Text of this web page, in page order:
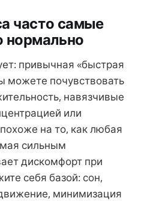
часто самые
привычная «быстрая
можете почувствовать
навязчивые
или
на то, как любая
сильным
дискомфорт при
себя базой: сон,
минимизация